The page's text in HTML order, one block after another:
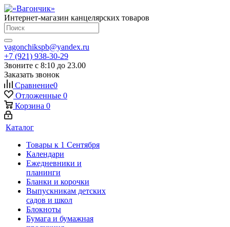
Интернет-магазин канцелярских товаров
vagonchikspb@yandex.ru
+7 (921) 938-30-29
Звоните с 8:10 до 23.00
Заказать звонок
Сравнение0
Отложенные 0
Корзина 0
Каталог
Товары к 1 Сентября
Календари
Ежедневники и
планинги
Бланки и корочки
Выпускникам детских
садов и школ
Блокноты
Бумага и бумажная